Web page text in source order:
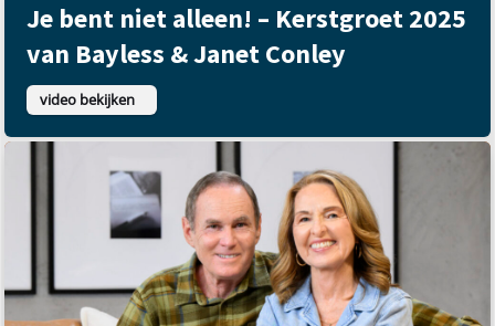
Je bent niet alleen! – Kerstgroet 2025
van Bayless & Janet Conley
video bekijken